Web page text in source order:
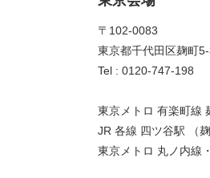
〒102-0083
東京都千代田区麹町
Tel : 0120-747-198
東京メトロ 有楽町線
JR 各線 四ツ谷駅 （
東京メトロ 丸ノ内線